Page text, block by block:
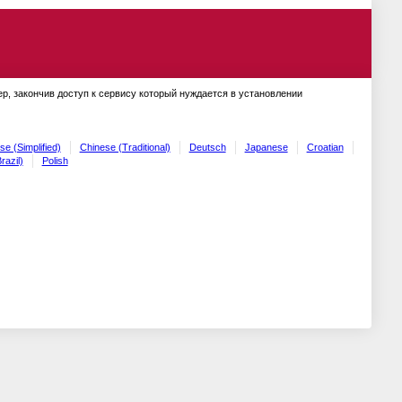
закончив доступ к сервису который нуждается в установлении
(Simplified) Chinese (Traditional) Deutsch Japanese
Croatian
Polish